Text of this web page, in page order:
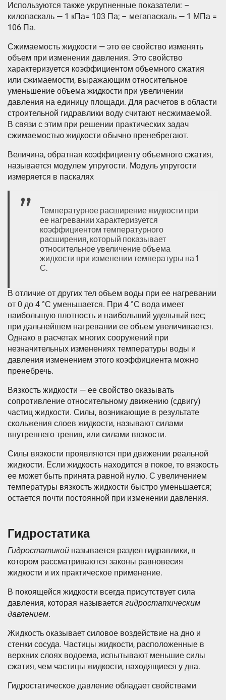
Используются также укрупненные показатели: –
килопаскаль — 1 кПа= 103 Па; – мегапаскаль — 1 МПа =
106 Па.
Сжимаемость жидкости — это ее свойство изменять
объем при изменении давления. Это свойство
характеризуется коэффициентом объемного сжатия
или сжимаемости, выражающим относительное
уменьшение объема жидкости при увеличении
давления на единицу площади. Для расчетов в области
строительной гидравлики воду считают несжимаемой.
В связи с этим при решении практических задач
сжимаемостью жидкости обычно пренебрегают.
Величина, обратная коэффициенту объемного сжатия,
называется модулем упругости. Модуль упругости
измеряется в паскалях
Температурное расширение жидкости при
ее нагревании характеризуется
коэффициентом температурного
расширения, который показывает
относительное увеличение объема
жидкости при изменении температуры на 1
С.
В отличие от других тел объем воды при ее нагревании
от 0 до 4 °С уменьшается. При 4 °С вода имеет
наибольшую плотность и наибольший удельный вес;
при дальнейшем нагревании ее объем увеличивается.
Однако в расчетах многих сооружений при
незначительных изменениях температуры воды и
давления изменением этого коэффициента можно
пренебречь.
Вязкость жидкости — ее свойство оказывать
сопротивление относительному движению (сдвигу)
частиц жидкости. Силы, возникающие в результате
скольжения слоев жидкости, называют силами
внутреннего трения, или силами вязкости.
Силы вязкости проявляются при движении реальной
жидкости. Если жидкость находится в покое, то вязкость
ее может быть принята равной нулю. С увеличением
температуры вязкость жидкости быстро уменьшается;
остается почти постоянной при изменении давления.
Гидростатика
Гидростатикой называется раздел гидравлики, в
котором рассматриваются законы равновесия
жидкости и их практическое применение.
В покоящейся жидкости всегда присутствует сила
давления, которая называется гидростатическим
давлением.
Жидкость оказывает силовое воздействие на дно и
стенки сосуда. Частицы жидкости, расположенные в
верхних слоях водоема, испытывают меньшие силы
сжатия, чем частицы жидкости, находящиеся у дна.
Гидростатическое давление обладает свойствами